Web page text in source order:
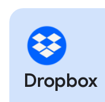
Dropbox